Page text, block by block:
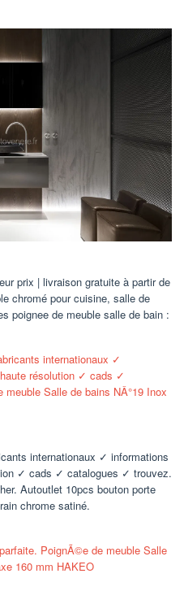
prix | livraison gratuite à partir de
chromé pour cuisine, salle de
poignee de meuble salle de bain :
internationaux ✓ informations
✓ cads ✓ catalogues ✓ trouvez.
Autoutlet 10pcs bouton porte
chrome satiné.